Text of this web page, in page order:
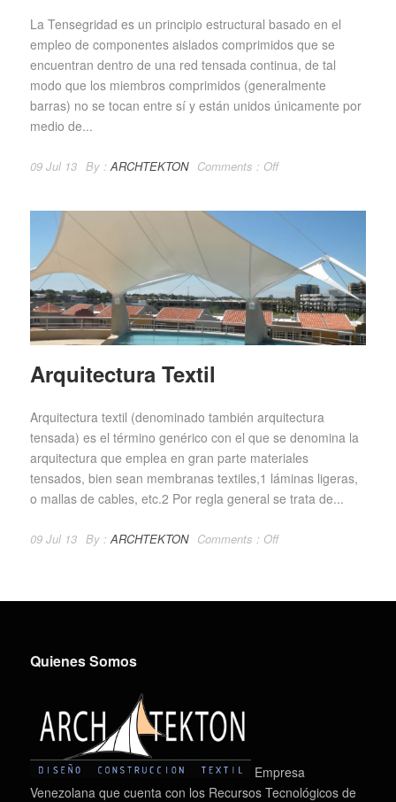
La Tensegridad es un principio estructural basado en el
empleo de componentes aislados comprimidos que se
encuentran dentro de una red tensada continua, de tal
modo que los miembros comprimidos (generalmente
barras) no se tocan entre sí y están unidos únicamente por
medio de...
09 Jul 13 By :ARCHTEKTON Comments : Off
Arquitectura Textil
Arquitectura textil (denominado también arquitectura
tensada) es el término genérico con el que se denomina la
arquitectura que emplea en gran parte materiales
tensados, bien sean membranas textiles,1 láminas ligeras,
o mallas de cables, etc.2 Por regla general se trata de...
09 Jul 13 By :ARCHTEKTON Comments : Off
Quienes Somos
Empresa
Venezolana que cuenta con los Recursos Tecnológicos de